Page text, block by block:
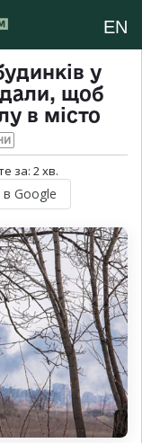
EN
у
щоб
в місто
за: 2хв.
в Google